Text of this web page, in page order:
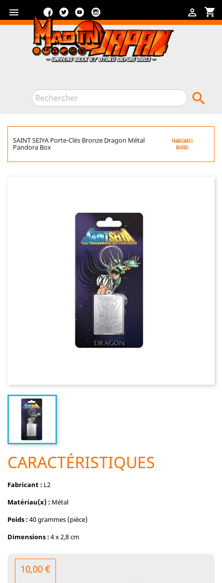
 shopping_cart

FacebookTwitterYouTube

SAINT SEIYA Porte-Clés Bronze Dragon Métal
Pandora Box
CARACTÉRISTIQUES
Fabricant : L2
Matériau(x) : Métal
Poids :40 grammes (pièce)
Dimensions :4 x 2,8 cm
10,00 €